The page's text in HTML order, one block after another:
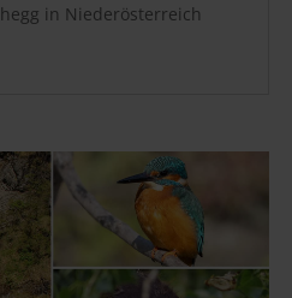
in Niederösterreich